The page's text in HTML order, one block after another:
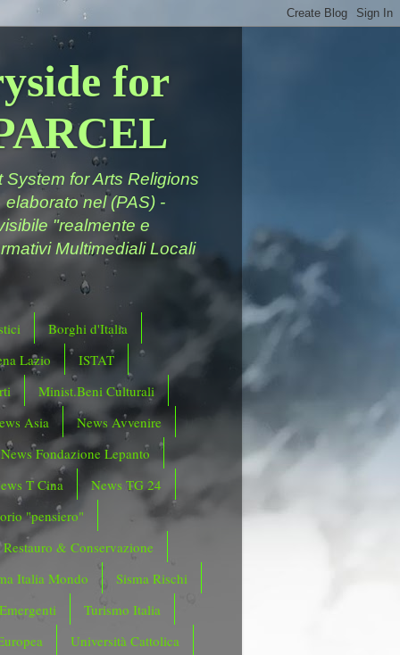
for
for Arts Religions
nel (PAS) -
"realmente e
Multimediali Locali
Borghi d'Italia
Lazio
ISTAT
Minist.Beni Culturali
Asia
News Avvenire
News Fondazione Lepanto
T Cina
News TG 24
"pensiero"
Restauro & Conservazione
Italia Mondo
Sisma Rischi
Turismo Italia
Università Cattolica